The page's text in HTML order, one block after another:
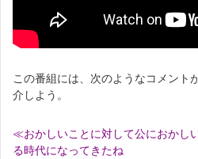
この番組には、次のようなコメント
介しよう。
≪おかしいことに対して公におかし
る時代になってきたね